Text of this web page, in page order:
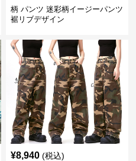
柄 パンツ 迷彩柄イージーパンツ
裾リブデザイン
¥8,940 (税込)